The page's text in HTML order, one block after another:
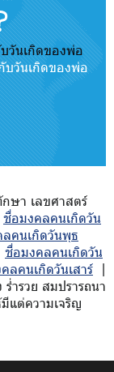
วันเกิดของพ่อ
บวันเกิดของพ่อ
ษา เลขศาสตร์
ชื่อมงคลคนเกิดวัน
คนเกิดวันพุธ
ชื่อมงคลคนเกิดวัน
ลคนเกิดวันเสาร์ |
ำรวย สมปรารถนา
แต่ความเจริญ